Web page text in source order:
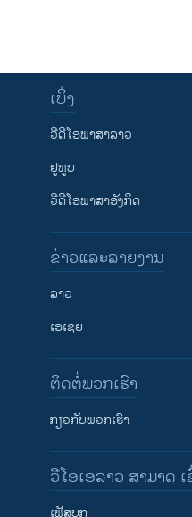
ເບິ່ງ
ວີດີໂອພາສາລາວ
ຢູທູບ
ວີດີໂອພາສາອັງກິດ
ຂ່າວແລະລາຍງານ
ລາວ
ເອເຊຍ
ຕິດຕໍ່ພວກເຮົາ
ກ່ຽວກັບພວກເຮົາ
ວີໂອເອລາວ ສາມາດ
ເຟັສບຸກ